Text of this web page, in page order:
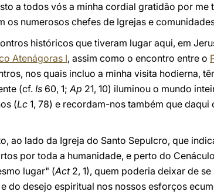
a todos vós a minha cordial gratidão por
os numerosos chefes de Igrejas e
históricos que tiveram lugar aqui, em
Atenágoras I, assim como o encontro entre o
nos quais incluo a minha visita hodierna,
(cf. Is 60, 1;Ap 21, 10) iluminou o mundo
(Lc 1, 78) e recordam-nos também que
ao lado da Igreja do Santo Sepulcro, que
por toda a humanidade, e perto do
lugar" (Act 2, 1), quem poderia deixar de
do desejo espiritual nos nossos esforços